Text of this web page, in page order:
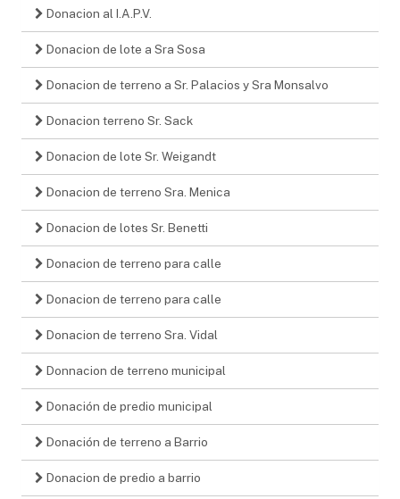
Donacion al I.A.P.V.
Donacion de lote a Sra Sosa
Donacion de terreno a Sr. Palacios y Sra Monsalvo
Donacion terreno Sr. Sack
Donacion de lote Sr. Weigandt
Donacion de terreno Sra. Menica
Donacion de lotes Sr. Benetti
Donacion de terreno para calle
Donacion de terreno para calle
Donacion de terreno Sra. Vidal
Donnacion de terreno municipal
Donación de predio municipal
Donación de terreno a Barrio
Donacion de predio a barrio